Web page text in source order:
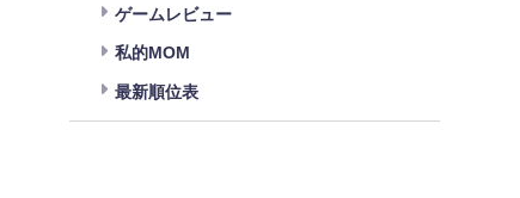
ゲームレビュー
私的MOM
最新順位表